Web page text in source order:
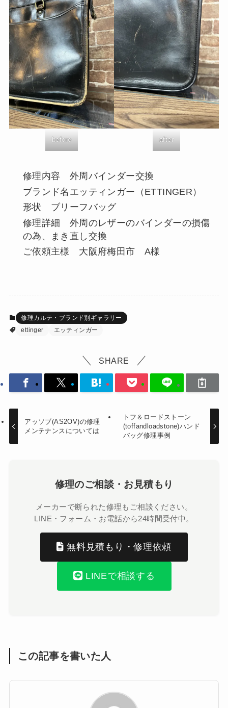
before after
修理内容 外周バインダー交換
ブランド名エッティンガー（ETTINGER）
形状 ブリーフバッグ
修理詳細 外周のレザーのバインダーの損傷
の為、まき直し交換
ご依頼主様 大阪府梅田市 A様
修理カルテ・ブランド別ギャラリー
ettinger
エッティンガー
SHARE
アッソブ(AS2OV)の修理
メンテナンスについては
トフ＆ロードストーン
(toffandloadstone)ハンド
バッグ修理事例
修理のご相談・お見積もり
メーカーで断られた修理もご相談ください。
LINE・フォーム・お電話から24時間受付中。
無料見積もり・修理依頼
LINEで相談する
この記事を書いた人